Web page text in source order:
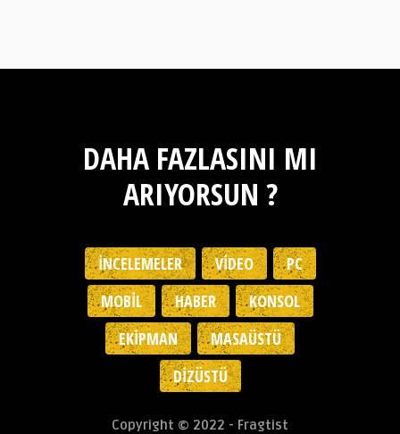
DAHA FAZLASINI MI
ARIYORSUN ?
İNCELEMELER VIDEO
PC
MOBIL
HABER
KONSOL
EKIPMAN
MASAÜSTÜ
DIZÜSTÜ
Copyright © 2022 - Fragtist